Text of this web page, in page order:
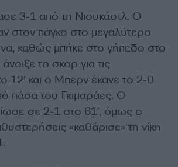
3-1 από τη Νιουκάστλ. Ο
στον πάγκο στο μεγαλύτερο
καθώς μπήκε στο γήπεδο στο
το σκορ για τις
12′ και ο Μπερν έκανε το 2-0
πάσα του Γκιμαράες. Ο
σε 2-1 στο 61′, όμως ο
«καθάρισε» τη νίκη